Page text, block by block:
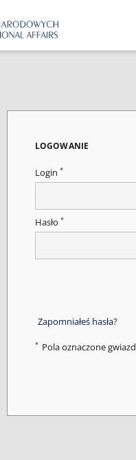
LOGOWANIE
Login *
Hasło *
Zapomniałeś hasła?
* Pola oznaczone